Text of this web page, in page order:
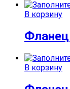
В корзину
В корзину